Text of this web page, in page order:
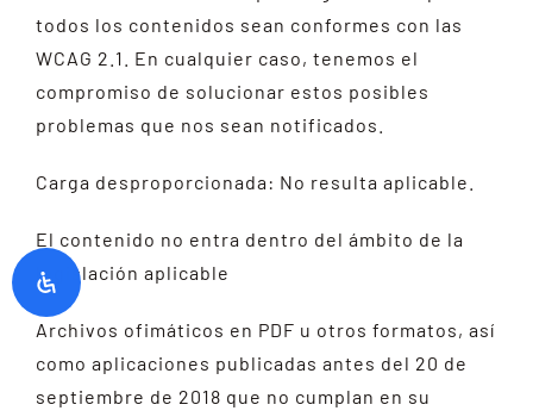
todos los contenidos sean conformes con las
WCAG 2.1. En cualquier caso, tenemos el
compromiso de solucionar estos posibles
problemas que nos sean notificados.
Carga desproporcionada: No resulta aplicable.
El contenido no entra dentro del ámbito de la
legislación aplicable
Archivos ofimáticos en PDF u otros formatos, así
como aplicaciones publicadas antes del 20 de
septiembre de 2018 que no cumplan en su